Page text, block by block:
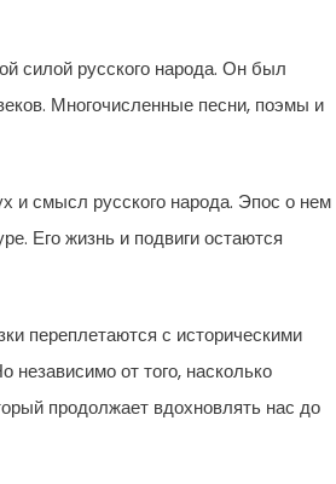
силой русского народа. Он был
Многочисленные песни, поэмы и
и смысл русского народа. Эпос о нем
Его жизнь и подвиги остаются
переплетаются с историческими
независимо от того, насколько
продолжает вдохновлять нас до